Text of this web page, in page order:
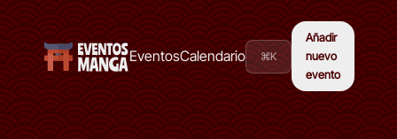
EventosCalendario ⌘K
Añadir
nuevo
evento